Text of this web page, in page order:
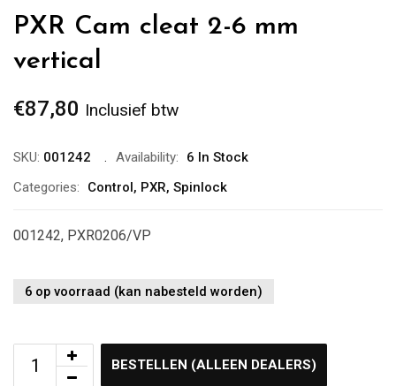
PXR Cam cleat 2-6 mm
vertical
€87,80 Inclusief btw
SKU: 001242 Availability:
6 In Stock
Categories:
Control, PXR, Spinlock
001242, PXR0206/VP
6 op voorraad (kan nabesteld worden)
BESTELLEN (ALLEEN DEALERS)